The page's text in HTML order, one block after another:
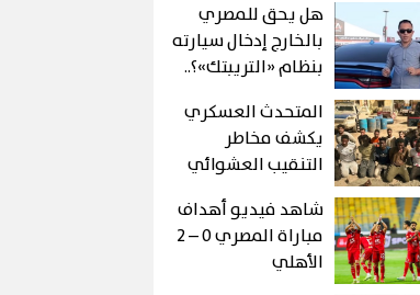
هل يحق للمصري
بالخارج إدخال سيارته
بنظام «التريبتك»؟..
المتحدث العسكري
يكشف مخاطر
التنقيب العشوائي
عن الذهب في "درع
الجنوب"
شاهد فيديو أهداف
مباراة المصري 0 – 2
الأهلي